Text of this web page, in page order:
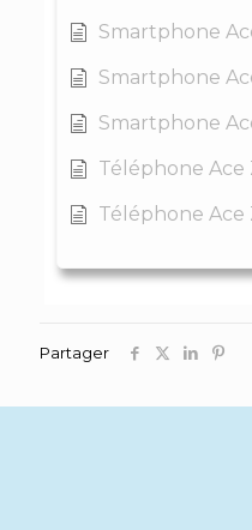
Smartphone
Smartphone
Smartphone
Téléphone Ace
Téléphone Ace
Partager